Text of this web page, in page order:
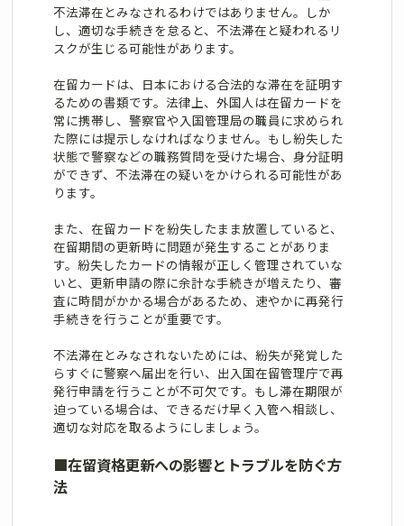
不法滞在とみなされるわけではありません。しか
し、適切な手続きを怠ると、不法滞在と疑われるリ
スクが生じる可能性があります。
在留カードは、日本における合法的な滞在を証明す
るための書類です。法律上、外国人は在留カードを
常に携帯し、警察官や入国管理局の職員に求められ
た際には提示しなければなりません。もし紛失した
状態で警察などの職務質問を受けた場合、身分証明
ができず、不法滞在の疑いをかけられる可能性があ
ります。
また、在留カードを紛失したまま放置していると、
在留期間の更新時に問題が発生することがありま
す。紛失したカードの情報が正しく管理されていな
いと、更新申請の際に余計な手続きが増えたり、審
査に時間がかかる場合があるため、速やかに再発行
手続きを行うことが重要です。
不法滞在とみなされないためには、紛失が発覚した
らすぐに警察へ届出を行い、出入国在留管理庁で再
発行申請を行うことが不可欠です。もし滞在期限が
迫っている場合は、できるだけ早く入管へ相談し、
適切な対応を取るようにしましょう。
■在留資格更新への影響とトラブルを防ぐ方
法